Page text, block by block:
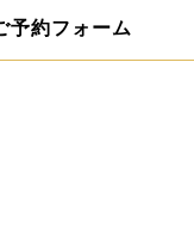
予約フォーム